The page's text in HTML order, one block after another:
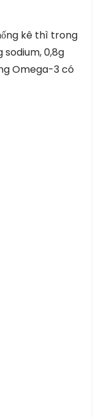
kê thì trong
sodium, 0,8g
Omega-3 có